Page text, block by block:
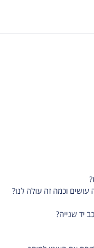
וכמה זה עולה לנו?
יד שנייה?